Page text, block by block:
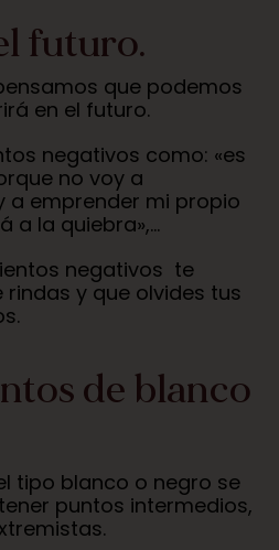
futuro.
que podemos
en el futuro.
negativos como: «es
no voy a
a emprender mi propio
a la quiebra»,…
negativos te
y que olvides tus
de blanco
tipo blanco o negro se
puntos intermedios,